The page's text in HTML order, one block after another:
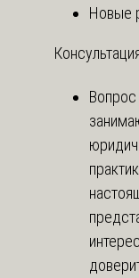
Новые
Вопрос